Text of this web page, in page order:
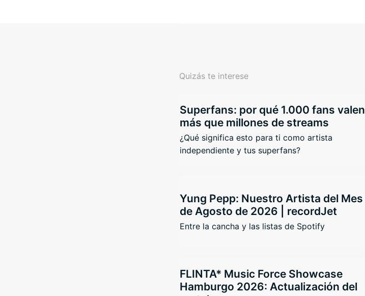
Quizás te interese
Superfans: por qué 1.000 fans valen
más que millones de streams
¿Qué significa esto para ti como artista
independiente y tus superfans?
Yung Pepp: Nuestro Artista del Mes
de Agosto de 2026 | recordJet
Entre la cancha y las listas de Spotify
FLINTA* Music Force Showcase
Hamburgo 2026: Actualización del